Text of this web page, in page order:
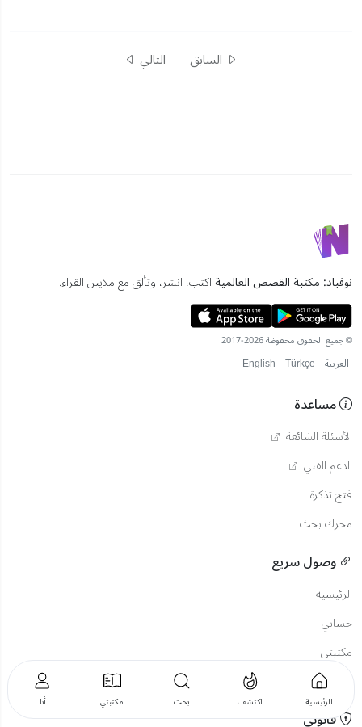
السابق التالي
الرئيسية اكتشف بحث مكتبتي أنا
نوفباد: مكتبة القصص العالمية اكتب، انشر، وتألق مع ملايين القراء.
© جميع الحقوق محفوظة 2026-2017
العربية English Türkçe
مساعدة
الأسئلة الشائعة
الدعم الفني
فتح تذكرة
محرك بحث
وصول سريع
الرئيسية
حسابي
مكتبتي
استوديو الكتاب
قانوني